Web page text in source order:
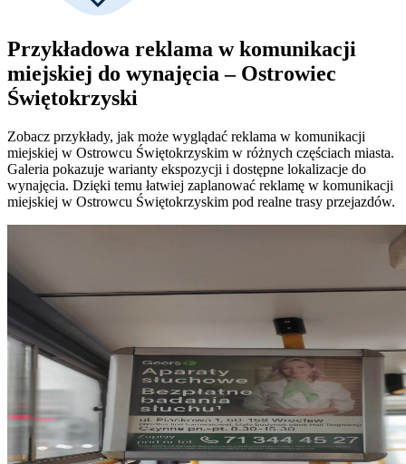
Przykładowa reklama w komunikacji
miejskiej do wynajęcia – Ostrowiec
Świętokrzyski
Zobacz przykłady, jak może wyglądać reklama w komunikacji
miejskiej w Ostrowcu Świętokrzyskim w różnych częściach miasta.
Galeria pokazuje warianty ekspozycji i dostępne lokalizacje do
wynajęcia. Dzięki temu łatwiej zaplanować reklamę w komunikacji
miejskiej w Ostrowcu Świętokrzyskim pod realne trasy przejazdów.